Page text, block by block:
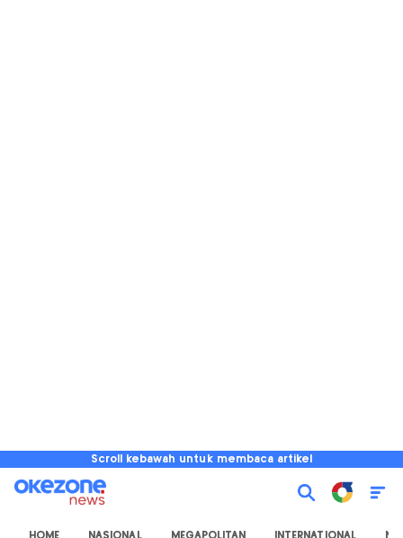
Scroll kebawah untuk membaca artikel
HOME NASIONAL MEGAPOLITAN INTERNATIONAL